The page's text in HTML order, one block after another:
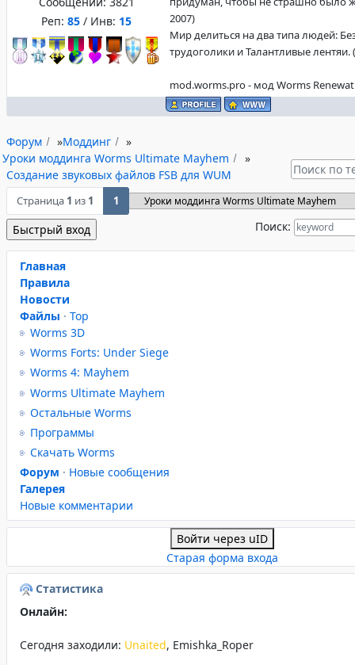
Реп: 85 / Инв: 15
2007)
Мир делиться на два типа людей:
трудоголики и Талантливые лентяи.
mod.worms.pro - мод Worms
Форум »Моддинг
»
Уроки моддинга Worms Ultimate Mayhem
»
Создание звуковых файлов FSB для WUM
Страница 1 из 1 1
Поиск:
Главная
Правила
Новости
Файлы · Top
Worms 3D
Worms Forts: Under Siege
Worms 4: Mayhem
Worms Ultimate Mayhem
Остальные Worms
Программы
Скачать Worms
Форум · Новые сообщения
Галерея
Новые комментарии
Войти через uID
Старая форма входа
Статистика
Онлайн:
Сегодня заходили: Unaited, Emishka_Roper